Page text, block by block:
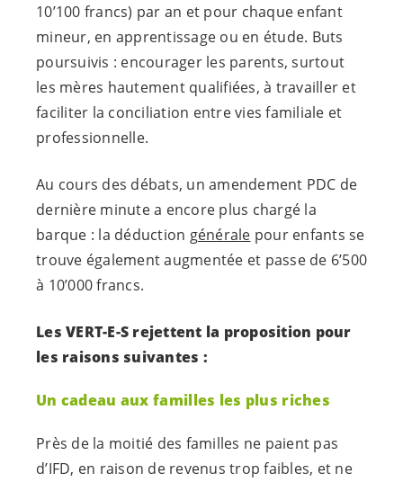
10’100 francs) par an et pour chaque enfant
mineur, en apprentissage ou en étude. Buts
poursuivis : encourager les parents, surtout
les mères hautement qualifiées, à travailler et
faciliter la conciliation entre vies familiale et
professionnelle.
Au cours des débats, un amendement PDC de
dernière minute a encore plus chargé la
barque : la déduction générale pour enfants se
trouve également augmentée et passe de 6’500
à 10’000 francs.
Les VERT-E-S rejettent la proposition pour
les raisons suivantes :
Un cadeau aux familles les plus riches
Près de la moitié des familles ne paient pas
d’IFD, en raison de revenus trop faibles, et ne